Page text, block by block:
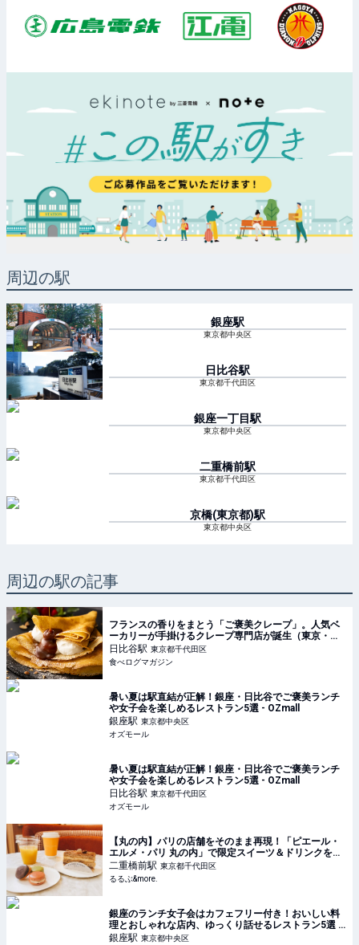
周辺の駅
銀座駅
東京都中央区
日比谷駅
東京都千代田区
銀座一丁目駅
東京都中央区
二重橋前駅
東京都千代田区
京橋(東京都)駅
東京都中央区
周辺の駅の記事
フランスの香りをまとう「ご褒美クレープ」。人気ベ
ーカリーが手掛けるクレープ専門店が誕生（東京・日
比谷） | 食べログマガジン
日比谷駅 東京都千代田区
食べログマガジン
暑い夏は駅直結が正解！銀座・日比谷でご褒美ランチ
や女子会を楽しめるレストラン5選 - OZmall
銀座駅 東京都中央区
オズモール
暑い夏は駅直結が正解！銀座・日比谷でご褒美ランチ
や女子会を楽しめるレストラン5選 - OZmall
日比谷駅 東京都千代田区
オズモール
【丸の内】パリの店舗をそのまま再現！「ピエール・
エルメ・パリ 丸の内」で限定スイーツ＆ドリンクを堪
能｜るるぶ&more.
二重橋前駅 東京都千代田区
るるぶ&more.
銀座のランチ女子会はカフェフリー付き！おいしい料
理とおしゃれな店内、ゆっくり話せるレストラン5選 -
OZmall
銀座駅 東京都中央区